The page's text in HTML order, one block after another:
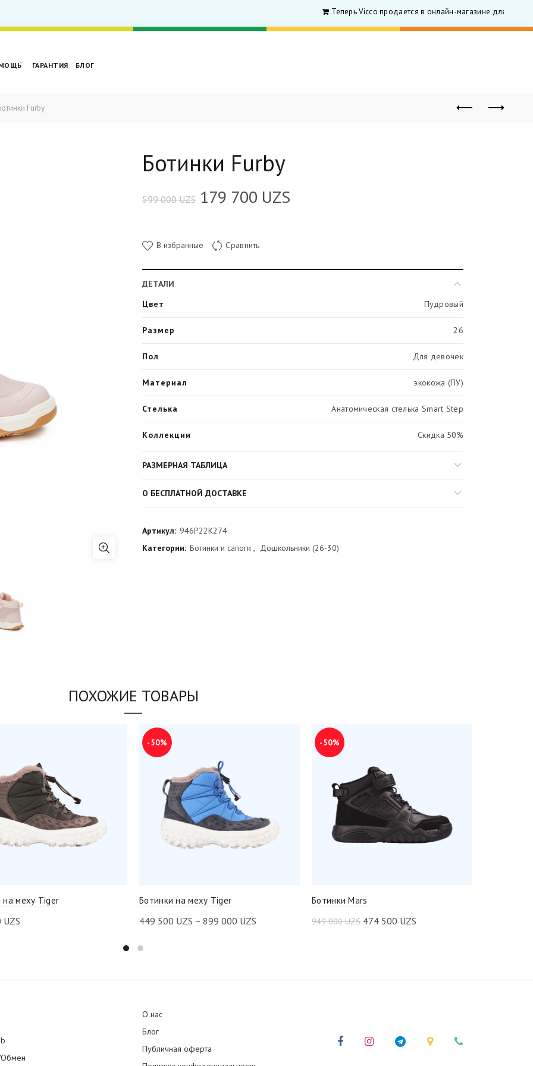
Теперь Vicco продается в онлайн-магазине для
ГАРАНТИЯ БЛОГ
Furby
Ботинки Furby
599 000UZS 179 700 UZS
В избранные Сравнить
ДЕТАЛИ
Цвет
Пудровый
Размер 26
Пол Для девочек
Материал экокожа (ПУ)
Стелька Анатомическая стелька Smart Step
Коллекции Скидка 50%
РАЗМЕРНАЯ ТАБЛИЦА
О БЕСПЛАТНОЙ ДОСТАВКЕ
Артикул: 946P22K274
Категории: Ботинки и сапоги , Дошкольники (26-30)
ПОХОЖИЕ ТОВАРЫ
на меху Tiger
UZS
-50%
Ботинки на меху Tiger
449 500 UZS – 899 000 UZS
-50%
Ботинки Mars
949 000UZS 474 500 UZS
Обмен
О нас
Блог
Публичная оферта